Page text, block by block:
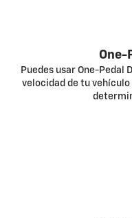
One-
Puedes usar One-
velocidad de tu